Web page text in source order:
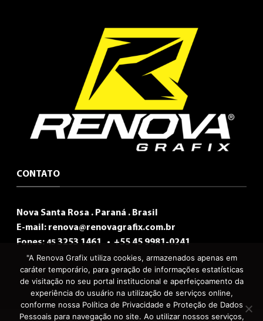
CONTATO
Nova Santa Rosa . Paraná . Brasil
E-mail: renova@renovagrafix.com.br
Fones: 45 3253 1461 • +55 45 9981-0241
"A Renova Grafix utiliza cookies, armazenados apenas em
caráter temporário, para geração de informações estatísticas
de visitação no seu portal institucional e aperfeiçoamento da
experiência do usuário na utilização de serviços online,
conforme nossa Política de Privacidade e Proteção de Dados
Pessoais para navegação no site. Ao utilizar nossos serviços,